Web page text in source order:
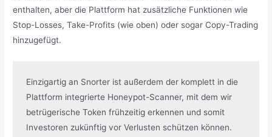
enthalten, aber die Plattform hat zusätzliche Funktionen wie
Stop-Losses, Take-Profits (wie oben) oder sogar Copy-Trading
hinzugefügt.
Einzigartig an Snorter ist außerdem der komplett in die
Plattform integrierte Honeypot-Scanner, mit dem wir
betrügerische Token frühzeitig erkennen und somit
Investoren zukünftig vor Verlusten schützen können.